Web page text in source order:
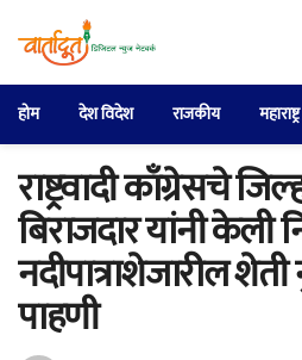
होम देश विदेश राजकीय महाराष्ट्र
राष्ट्रवादी काँग्रेसचे
बिराजदार यांनी केली
नदीपात्राशेजारील
पाहणी